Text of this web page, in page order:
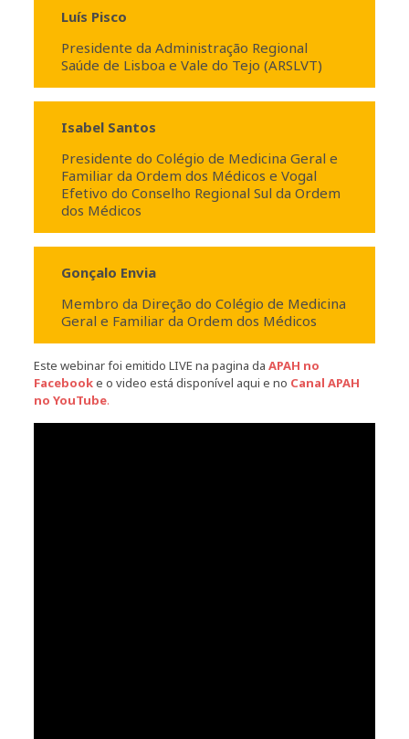
Luís Pisco
Presidente da Administração Regional
Saúde de Lisboa e Vale do Tejo (ARSLVT)
Isabel Santos
Presidente do Colégio de Medicina Geral e
Familiar da Ordem dos Médicos e Vogal
Efetivo do Conselho Regional Sul da Ordem
dos Médicos
Gonçalo Envia
Membro da Direção do Colégio de Medicina
Geral e Familiar da Ordem dos Médicos
Este webinar foi emitido LIVE na pagina da APAH no
Facebooke o video está disponível aqui e no Canal APAH
no YouTube.